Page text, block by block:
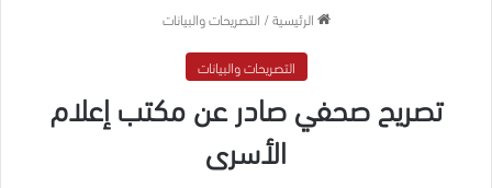
الرئيسية/ التصريحات والبيانات
التصريحات والبيانات
تصريح صحفي صادر عن مكتب إعلام
الأسرى